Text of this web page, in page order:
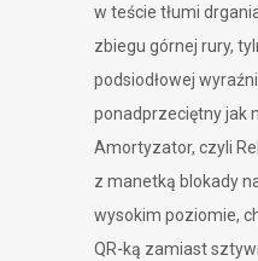
w teście tłumi
zbiegu górnej rury,
podsiodłowej
ponadprzeciętny jak
Amortyzator, czyli
z manetką blokady
wysokim poziomie,
QR-ką zamiast